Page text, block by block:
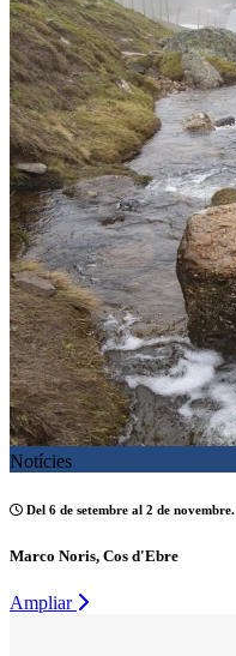
Notícies
Del 6 de setembre al 2 de novembre.
Marco Noris, Cos d'Ebre
Ampliar